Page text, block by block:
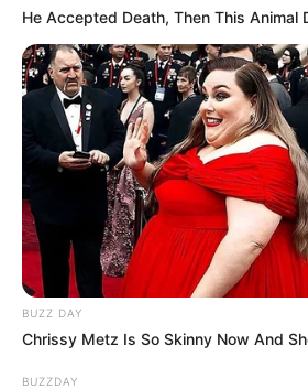
Η κυβέρνηση Ομπάμα τους μήνυσε
προστατεύσει μυστικά, όχι
πραγματικοί εγκληματίες στην
δεν εγκατέλειψαν ποτέ τη
Τραμπ, η δικαιοσύνη είναι πάνω τους.
Η ατζέντα «America First» του Τραμπ
ιδιωτικότητα, την ελευθερία και το
τις κυβερνητικές πράξεις.
Assange και τον Snowden, αυτό
πολεμήσουν την τυραννία
He Accepted Death, Then This Animal
BUZZ DAY
Chrissy Metz Is So Skinny Now And
BUZZDAY